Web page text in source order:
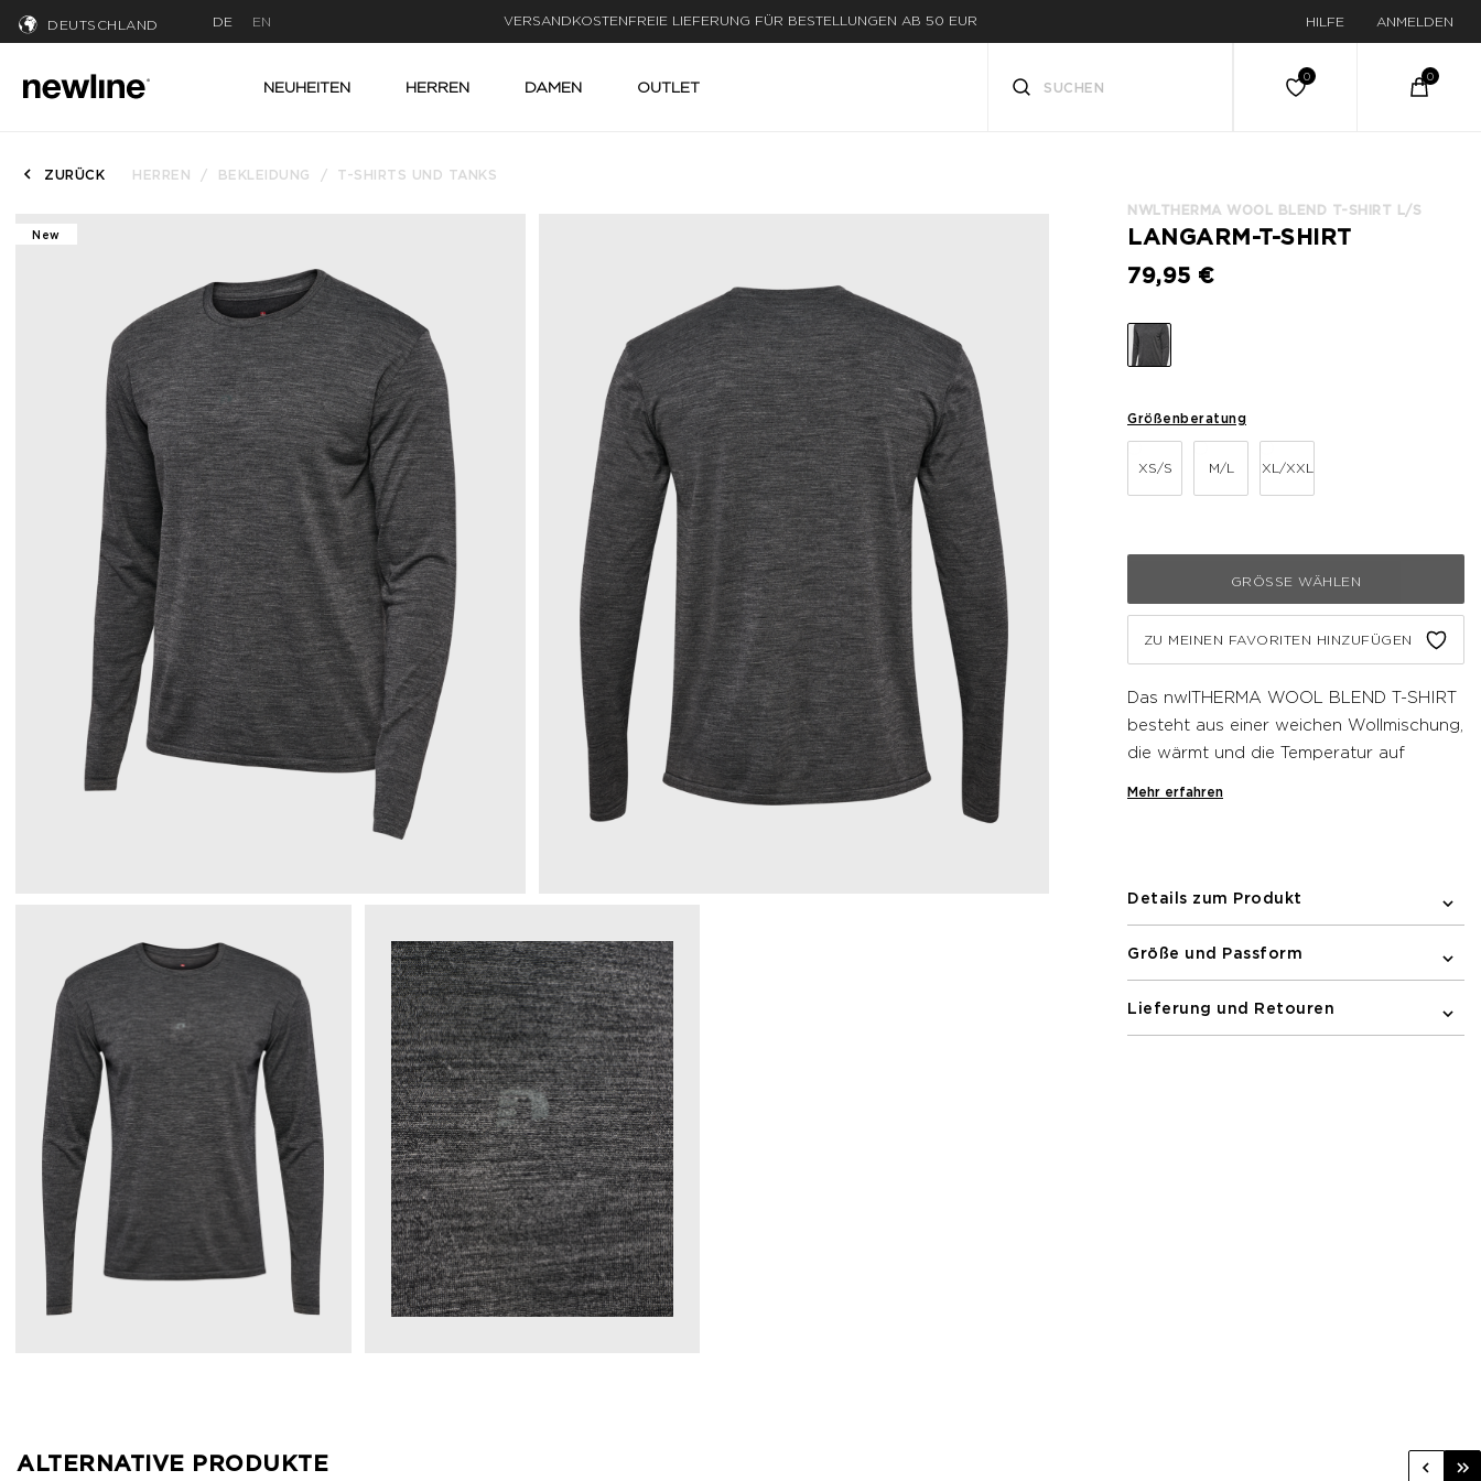
DEUTSCHLAND DE EN LIEFERUNG IN 1-3 WERKTAGEN HILFE ANMELDEN
NEUHEITEN HERREN DAMEN OUTLET
ZURÜCK HERREN BEKLEIDUNG T-SHIRTS UND TANKS
New
NWLTHERMA WOOL BLEND T-SHIRT L/S
LANGARM-T-SHIRT
79,95 €
Größenberatung
XS/S M/L XL/XXL
GRÖSSE WÄHLEN
ZU MEINEN FAVORITEN HINZUFÜGEN
Das nwlTHERMA WOOL BLEND T-SHIRT
besteht aus einer weichen Wollmischung,
die wärmt und die Temperatur auf
Scheuerstellen verhindert. Ein dezenter
Mehr erfahren
Details zum Produkt
Größe und Passform
Lieferung und Retouren
ALTERNATIVE PRODUKTE